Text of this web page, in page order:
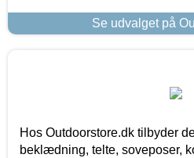
Se udvalget på
Hos Outdoorstore.dk tilbyder
beklædning, telte, soveposer,